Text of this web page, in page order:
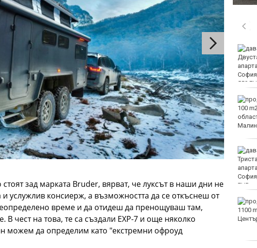
зад марката Bruder, вярват, че луксът в наши дни не
и услужлив консиерж, а възможността да се откъснеш от
време и да отидеш да пренощуваш там,
В чест на това, те са създали EXP-7 и още няколко
можем да определим като "екстремни офроуд
Двоен ръст на чревните
инфекции за седмица
във Варненско
Вечерен крос ще се
проведе тази събота в
Морската градина на
Варна
Тази събота: откриват
ловния сезон за пернат
ФК Девня гостува на
Атлетик (Провадия) за
Аматьорската купа